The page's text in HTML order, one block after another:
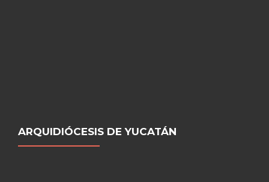
ARQUIDIÓCESIS DE YUCATÁN